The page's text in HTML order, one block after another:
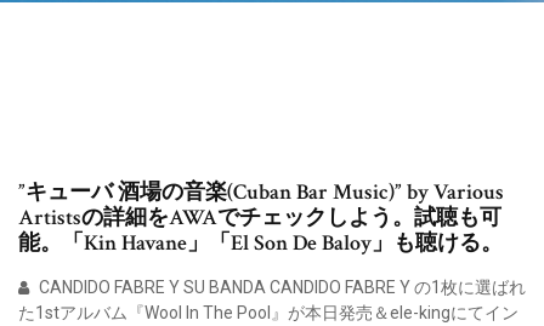
”キューバ 酒場の音楽(Cuban Bar Music)” by Various
Artistsの詳細をAWAでチェックしよう。試聴も可
能。「Kin Havane」「El Son De Baloy」も聴ける。
CANDIDO FABRE Y SU BANDA CANDIDO FABRE Y の1枚に選ばれ
た1stアルバム『Wool In The Pool』が本日発売＆ele-kingにてイン